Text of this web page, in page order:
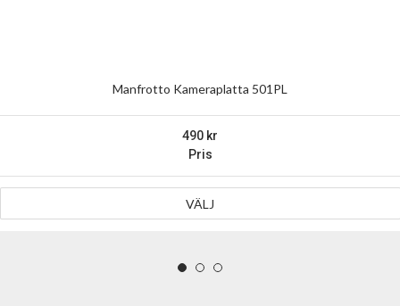
Manfrotto Kameraplatta 501PL
Pris
490
VÄLJ